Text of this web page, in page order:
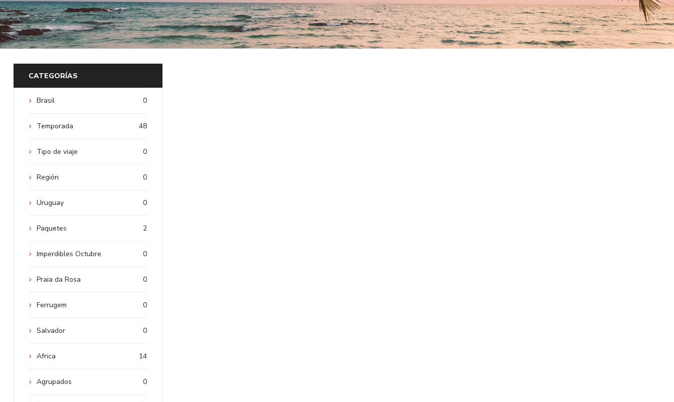
CATEGORÍAS
0
Brasil
48
Temporada
0
Tipo de viaje
0
Región
0
Uruguay
2
Paquetes
0
Imperdibles Octubre
0
Praia da Rosa
0
Ferrugem
0
Salvador
14
Africa
0
Agrupados